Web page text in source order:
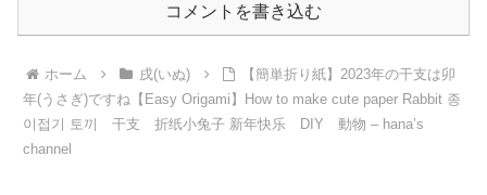
コメントを書き込む
ホーム 戌(いぬ)
【簡単折り紙】2023年の干支は卯
年(うさぎ)ですね【Easy Origami】How to make cute paper Rabbit 종
이접기 토끼 干支 折纸小兔子 新年快乐 DIY 動物 – hana’s
channel